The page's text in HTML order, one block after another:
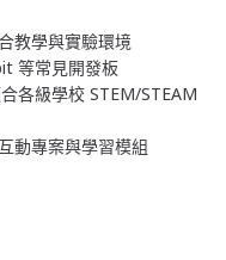
教學與實驗環境
等常見開發板
各級學校 STEM/STEAM
動專案與學習模組